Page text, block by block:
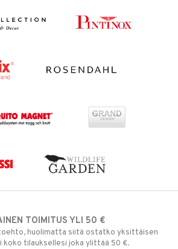
TOIMITUS YLI 50 €
huolimatta siitä ostatko yksittäisen
tilauksellesi joka ylittää 50 €.